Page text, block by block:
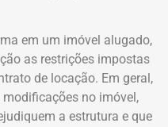
em um imóvel alugado,
as restrições impostas
de locação. Em geral,
no imóvel,
a estrutura e que